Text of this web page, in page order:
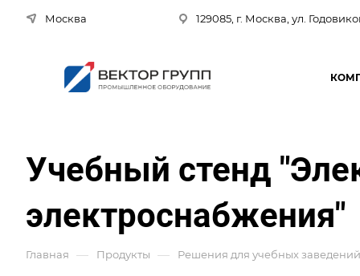
Москва 129085, г. Москва, ул.
Учебный стенд
электроснабжения"
Главная — Продукты — Решения для учебных заведений